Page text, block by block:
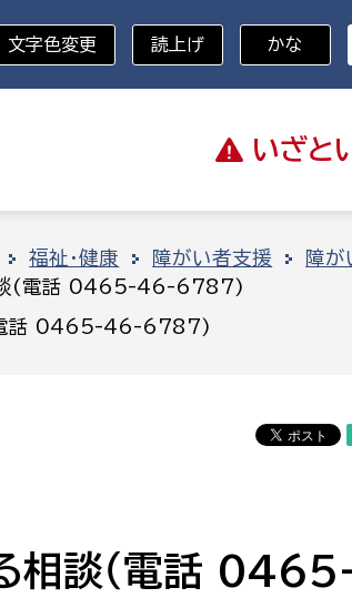
いざと
防災・ハザードマップ
分野を選択
戸籍
福祉・健康
文字色変更 読上げ かな
福祉・健康 障がい者支援
障が
談(電話 0465-46-6787)
(電話 0465-46-6787)
相談（電話